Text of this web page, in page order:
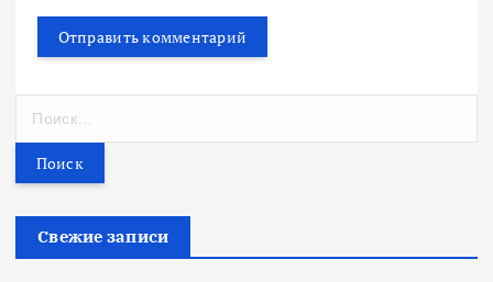
т
Свежие записи